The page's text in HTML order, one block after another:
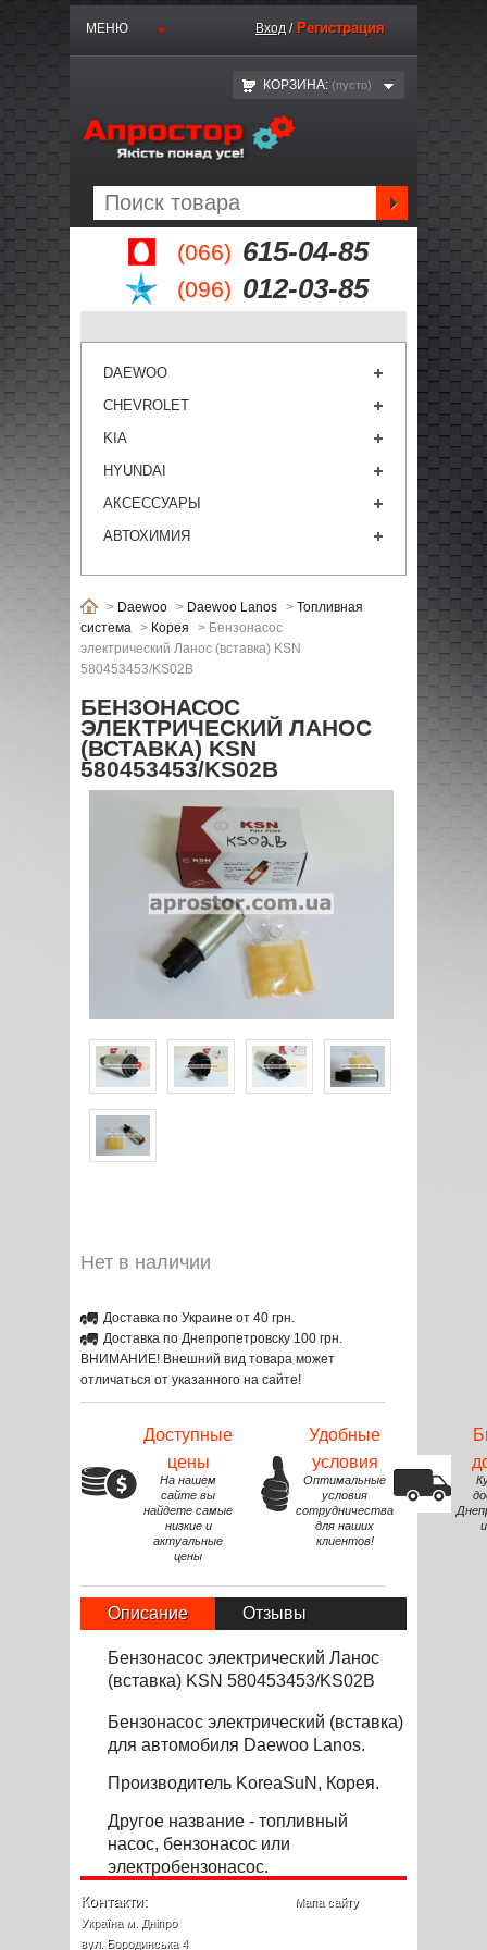
(066) 615-04-85
(096) 012-03-85
МЕНЮ Вход / Регистрация
КОРЗИНА: (пустo)
DAEWOO
CHEVROLET
KIA
HYUNDAI
АКСЕССУАРЫ
АВТОХИМИЯ
> Daewoo > Daewoo Lanos > Топливная
система > Корея > Бензонасос
электрический Ланос (вставка) KSN
580453453/KS02B
БЕНЗОНАСОС
ЭЛЕКТРИЧЕСКИЙ ЛАНОС
(ВСТАВКА) KSN
580453453/KS02B
Нет в наличии
Доставка по Украине от 40 грн.
Доставка по Днепропетровску 100 грн.
ВНИМАНИЕ! Внешний вид товара может
отличаться от указанного на сайте!
Доступные
цены
На нашем
сайте вы
найдете самые
низкие и
актуальные
цены
Удобные
условия
Оптимальные
условия
сотрудничества
для наших
клиентов!
Описание Отзывы
Бензонасос электрический Ланос
(вставка) KSN 580453453/KS02B
Бензонасос электрический (вставка)
для автомобиля Daewoo Lanos.
Производитель KoreaSuN, Корея.
Другое название - топливный
насос, бензонасос или
электробензонасос.
Контакти:
Україна м. Дніпро
вул. Бородинська 4
Мапа сайту